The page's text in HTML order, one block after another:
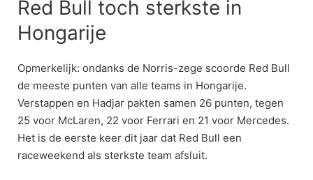
Red Bull toch sterkste in
Hongarije
Opmerkelijk: ondanks de Norris-zege scoorde Red Bull
de meeste punten van alle teams in Hongarije.
Verstappen en Hadjar pakten samen 26 punten, tegen
25 voor McLaren, 22 voor Ferrari en 21 voor Mercedes.
Het is de eerste keer dit jaar dat Red Bull een
raceweekend als sterkste team afsluit.